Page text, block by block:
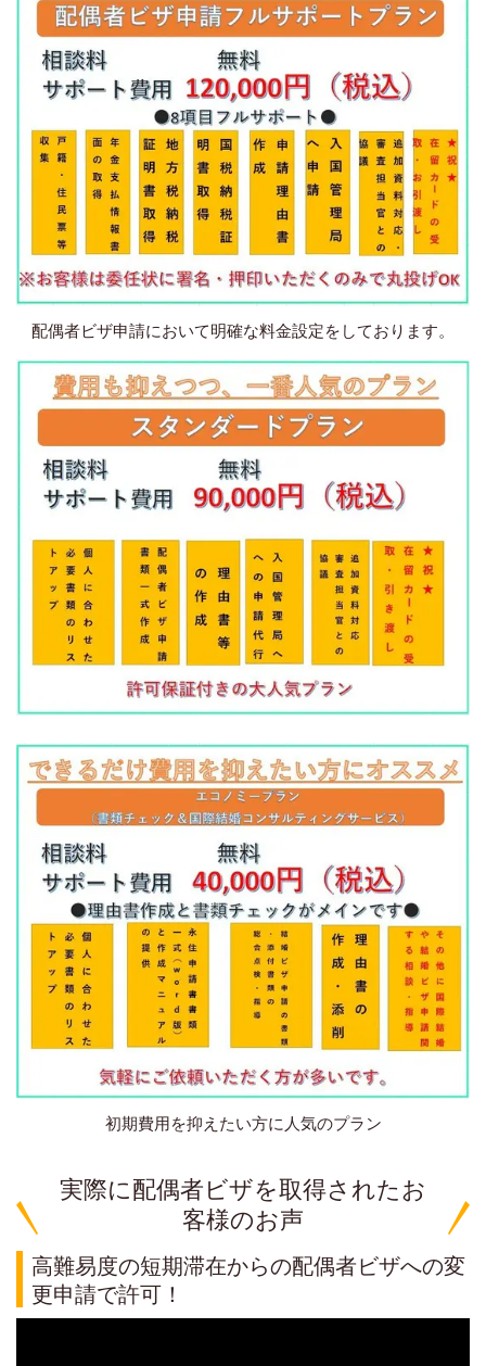
配偶者ビザ申請において明確な料金設定をしております。
初期費用を抑えたい方に人気のプラン
実際に配偶者ビザを取得されたお
客様のお声
高難易度の短期滞在からの配偶者ビザへの変
更申請で許可！